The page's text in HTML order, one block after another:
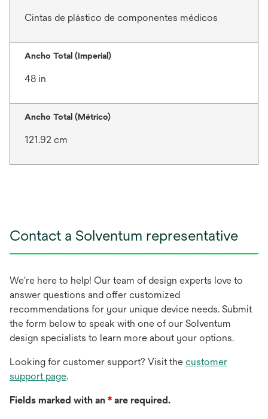
Cintas de plástico de componentes médicos
Ancho Total (Imperial)
48 in
Ancho Total (Métrico)
121.92 cm
Contact a Solventum representative
We're here to help! Our team of design experts love to
answer questions and offer customized
recommendations for your unique device needs. Submit
the form below to speak with one of our Solventum
design specialists to learn more about your options.
Looking for customer support? Visit the customer
support page.
Fields marked with an * are required.